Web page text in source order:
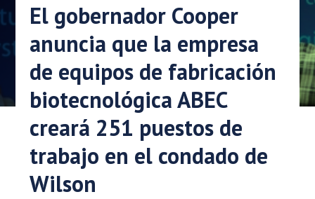
El gobernador Cooper
anuncia que la empresa
de equipos de fabricación
biotecnológica ABEC
creará 251 puestos de
trabajo en el condado de
Wilson